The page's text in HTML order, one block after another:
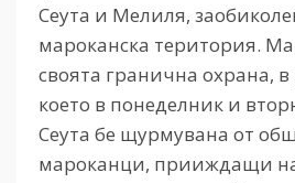
Сеута и Мелиля,
мароканска територия.
своята гранична охрана, в
което в понеделник и
Сеута бе щурмувана от
мароканци, прииждащи